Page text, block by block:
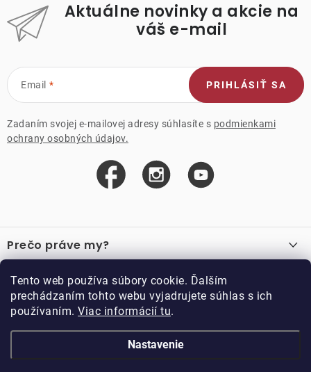
Tento web používa súbory cookie. Ďalším
prechádzaním tohto webu vyjadrujete súhlas s ich
používaním. Viac informácií tu.
Nastavenie
Aktuálne novinky a akcie na
váš e-mail
Email
Zadaním svojej e-mailovej adresy súhlasíte s podmienkami
ochrany osobných údajov.
PRIHLÁSIŤ SA
á
p
ä
Prečo práve my?
Recenzie
Akcie
Důležité odkazy
Velkoobchod
Vzorková prodejna
Kariéra
O nákupe
Obchodné podmienky